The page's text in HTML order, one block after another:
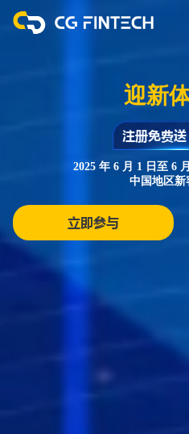
迎新
注册免费
2025 年 6 月 1 日至 6
中国地区新
立即参与